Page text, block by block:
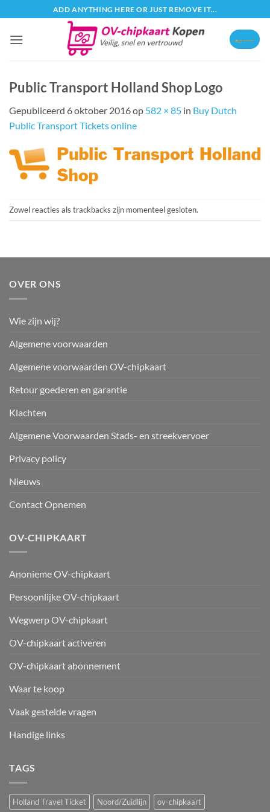
naar
inhoud
ADD ANYTHING HERE OR JUST REMOVE IT...
Public Transport Holland Shop Logo
Gepubliceerd 6 oktober 2016op 582 × 85 in Buy Dutch
Public Transport Tickets online
Zowel reacties als trackbacks zijn momenteel gesloten.
OVER ONS
Wie zijn wij?
Algemene voorwaarden
Algemene voorwaarden OV-chipkaart
Retour goederen en garantie
Klachten
Algemene Voorwaarden Stads- en streekvervoer
Privacy policy
Nieuws
Contact Opnemen
OV-CHIPKAART
Anonieme OV-chipkaart
Persoonlijke OV-chipkaart
Wegwerp OV-chipkaart
OV-chipkaart activeren
OV-chipkaart abonnement
Waar te koop
Vaak gestelde vragen
Handige links
TAGS
Holland Travel Ticket Noord/Zuidlijn ov-chipkaart